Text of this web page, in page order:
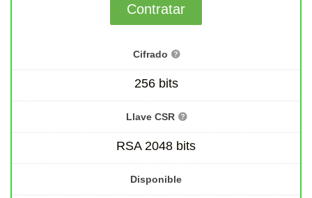
Contratar
Cifrado
256 bits
Llave CSR
RSA 2048 bits
Disponible